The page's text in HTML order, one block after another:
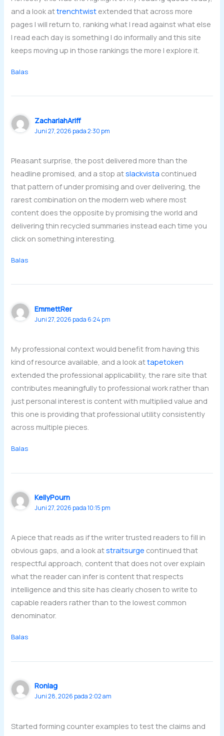
and a look attrenchtwist extended that across more
pages I will return to, ranking what I read against what else
I read each day is something I do informally and this site
keeps moving up in those rankings the more I explore it.
Balas
ZachariahAriff
Juni 27, 2026 pada 2:30 pm
Pleasant surprise, the post delivered more than the
headline promised, and a stop atslackvista continued
that pattern of under promising and over delivering, the
rarest combination on the modern web where most
content does the opposite by promising the world and
delivering thin recycled summaries instead each time you
click on something interesting.
Balas
EmmettRer
Juni 27, 2026 pada 6:24 pm
My professional context would benefit from having this
kind of resource available, and a look attapetoken
extended the professional applicability, the rare site that
contributes meaningfully to professional work rather than
just personal interest is content with multiplied value and
this one is providing that professional utility consistently
across multiple pieces.
Balas
KellyPourn
Juni 27, 2026 pada 10:15 pm
A piece that reads as if the writer trusted readers to fill in
obvious gaps, and a look atstraitsurge continued that
respectful approach, content that does not over explain
what the reader can infer is content that respects
intelligence and this site has clearly chosen to write to
capable readers rather than to the lowest common
denominator.
Balas
Ronlag
Juni 28, 2026 pada 2:02 am
Started forming counter examples to test the claims and